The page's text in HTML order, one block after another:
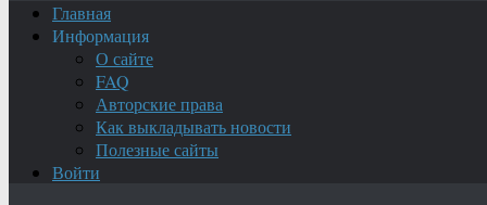
Главная
Информация
О сайте
FAQ
Авторские права
Как выкладывать новости
Полезные сайты
Войти